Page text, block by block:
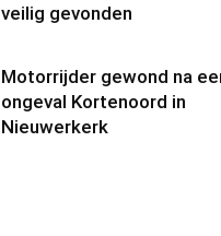
veilig gevonden
Motorrijder gewond na
ongeval Kortenoord in
Nieuwerkerk